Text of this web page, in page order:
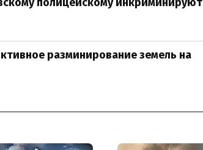
разминирование земель на